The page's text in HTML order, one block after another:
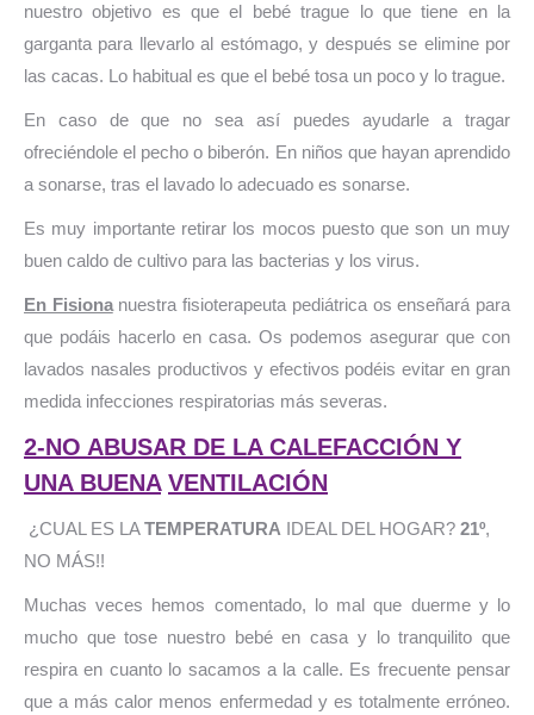
nuestro objetivo es que el bebé trague lo que tiene en la
garganta para llevarlo al estómago, y después se elimine por
las cacas. Lo habitual es que el bebé tosa un poco y lo trague.
En caso de que no sea así puedes ayudarle a tragar
ofreciéndole el pecho o biberón. En niños que hayan aprendido
a sonarse, tras el lavado lo adecuado es sonarse.
Es muy importante retirar los mocos puesto que son un muy
buen caldo de cultivo para las bacterias y los virus.
En Fisionanuestra fisioterapeuta pediátrica os enseñará para
que podáis hacerlo en casa. Os podemos asegurar que con
lavados nasales productivos y efectivos podéis evitar en gran
medida infecciones respiratorias más severas.
2-NO ABUSAR DE LA CALEFACCIÓN Y
UNA BUENA VENTILACIÓN
¿CUAL ES LATEMPERATURA IDEAL DEL HOGAR? 21º,
NO MÁS!!
Muchas veces hemos comentado, lo mal que duerme y lo
mucho que tose nuestro bebé en casa y lo tranquilito que
respira en cuanto lo sacamos a la calle. Es frecuente pensar
que a más calor menos enfermedad y es totalmente erróneo.